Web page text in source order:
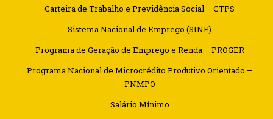
Carteira de Trabalho e Previdência Social – CTPS
Sistema Nacional de Emprego (SINE)
Programa de Geração de Emprego e Renda – PROGER
Programa Nacional de Microcrédito Produtivo Orientado –
PNMPO
Salário Mínimo